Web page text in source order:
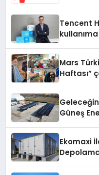
Tencent
Mars
Haftası”
Güneş
Ekomaxi